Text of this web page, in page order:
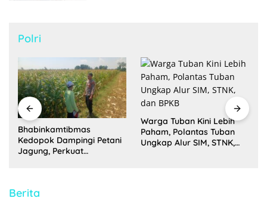
Polri
Bhabinkamtibmas
Kedopok Dampingi Petani
Jagung, Perkuat
Warga Tuban Kini Lebih
Paham, Polantas Tuban
Ungkap Alur SIM, STNK,
Berita